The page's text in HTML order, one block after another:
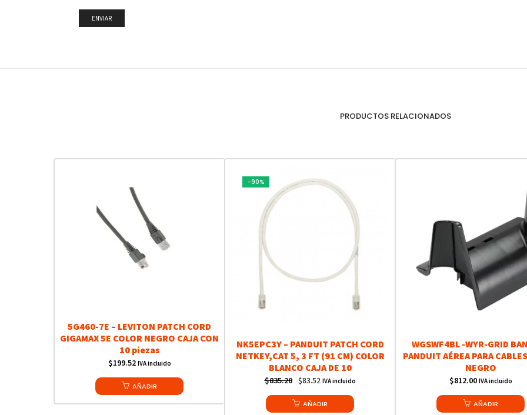
PRODUCTOS RELACIONADOS
5G460-7E – LEVITON PATCH CORD
GIGAMAX 5E COLOR NEGRO CAJA CON
10 piezas
$199.52 IVA incluido
AÑADIR
-90%
NK5EPC3Y – PANDUIT PATCH CORD
NETKEY,CAT 5, 3 FT (91 CM) COLOR
BLANCO CAJA DE 10
$835.20 Original
price
was:
$83.52Current
price
is:
IVA incluido
AÑADIR
WGSWF4BL -WYR-GRID
PANDUIT AÉREA PARA
NEGRO
$812.00 IVA incluido
AÑADIR